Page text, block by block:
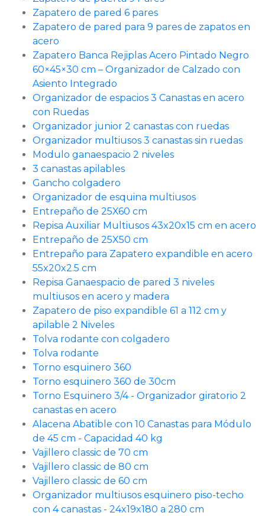
Zapatero de pared 6 pares
Zapatero de pared para 9 pares de zapatos en
acero
Zapatero Banca Rejiplas Acero Pintado Negro
60×45×30 cm – Organizador de Calzado con
Asiento Integrado
Organizador de espacios 3 Canastas en acero
con Ruedas
Organizador junior 2 canastas con ruedas
Organizador multiusos 3 canastas sin ruedas
Modulo ganaespacio 2 niveles
3 canastas apilables
Gancho colgadero
Organizador de esquina multiusos
Entrepaño de 25X60 cm
Repisa Auxiliar Multiusos 43x20x15 cm en acero
Entrepaño de 25X50 cm
Entrepaño para Zapatero expandible en acero
55x20x2.5 cm
Repisa Ganaespacio de pared 3 niveles
multiusos en acero y madera
Zapatero de piso expandible 61 a 112 cm y
apilable 2 Niveles
Tolva rodante con colgadero
Tolva rodante
Torno esquinero 360
Torno esquinero 360 de 30cm
Torno Esquinero 3/4 - Organizador giratorio 2
canastas en acero
Alacena Abatible con 10 Canastas para Módulo
de 45 cm - Capacidad 40 kg
Vajillero classic de 70 cm
Vajillero classic de 80 cm
Vajillero classic de 60 cm
Organizador multiusos esquinero piso-techo
con 4 canastas - 24x19x180 a 280 cm